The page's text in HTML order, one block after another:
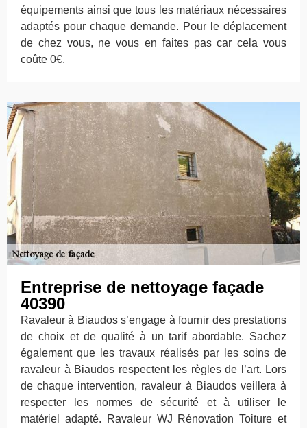
équipements ainsi que tous les matériaux nécessaires
adaptés pour chaque demande. Pour le déplacement
de chez vous, ne vous en faites pas car cela vous
coûte 0€.
Entreprise de nettoyage façade
40390
Ravaleur à Biaudos s’engage à fournir des prestations
de choix et de qualité à un tarif abordable. Sachez
également que les travaux réalisés par les soins de
ravaleur à Biaudos respectent les règles de l’art. Lors
de chaque intervention, ravaleur à Biaudos veillera à
respecter les normes de sécurité et à utiliser le
matériel adapté. Ravaleur WJ Rénovation Toiture et